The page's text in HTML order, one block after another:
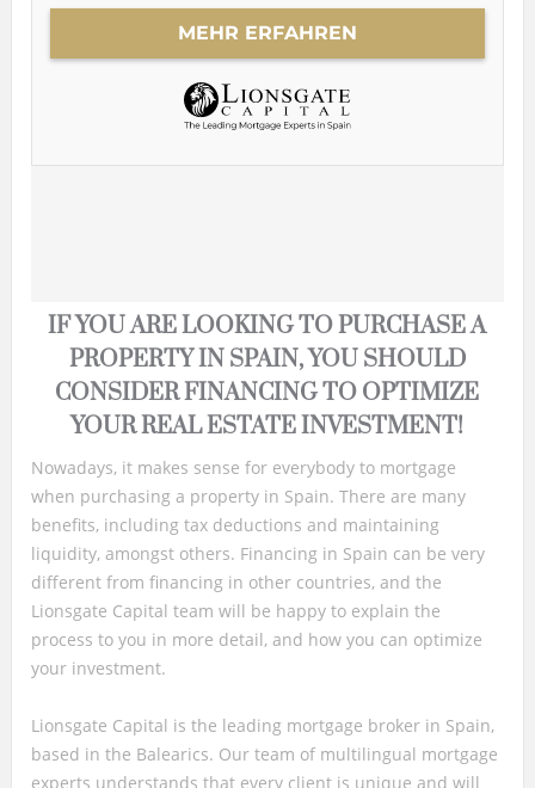
IF YOU ARE LOOKING TO PURCHASE A
PROPERTY IN SPAIN, YOU SHOULD
CONSIDER FINANCING TO OPTIMIZE
YOUR REAL ESTATE INVESTMENT!
Nowadays, it makes sense for everybody to mortgage
when purchasing a property in Spain. There are many
benefits, including tax deductions and maintaining
liquidity, amongst others. Financing in Spain can be very
different from financing in other countries, and the
Lionsgate Capital team will be happy to explain the
process to you in more detail, and how you can optimize
your investment.
Lionsgate Capital is the leading mortgage broker in Spain,
based in the Balearics. Our team of multilingual mortgage
experts understands that every client is unique and will